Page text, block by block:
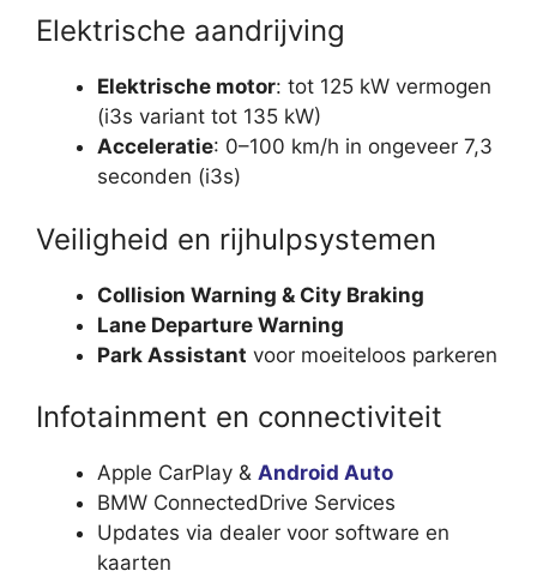
Elektrische aandrijving
Elektrische motor: tot 125 kW vermogen
(i3s variant tot 135 kW)
Acceleratie: 0–100 km/h in ongeveer 7,3
seconden (i3s)
Veiligheid en rijhulpsystemen
Collision Warning & City Braking
Lane Departure Warning
Park Assistant voor moeiteloos parkeren
Infotainment en connectiviteit
Apple CarPlay & Android Auto
BMW ConnectedDrive Services
Updates via dealer voor software en
kaarten